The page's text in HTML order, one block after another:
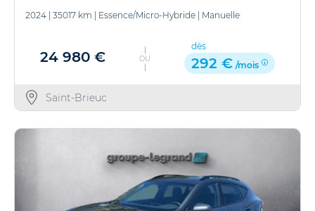
2024 | 35017 km | Essence/Micro-Hybride | Manuelle
24 980 € OU
dès
292 € /mois
Saint-Brieuc